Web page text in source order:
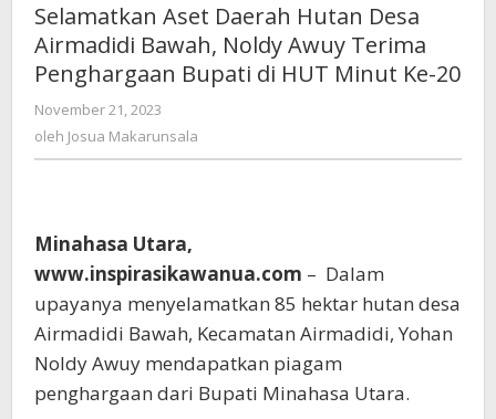
Selamatkan Aset Daerah Hutan Desa
Airmadidi Bawah, Noldy Awuy Terima
Penghargaan Bupati di HUT Minut Ke-20
November 21, 2023
Josua
oleh Josua Makarunsala
Minahasa Utara,
www.inspirasikawanua.com – Dalam
upayanya menyelamatkan 85 hektar hutan desa
Airmadidi Bawah, Kecamatan Airmadidi, Yohan
Noldy Awuy mendapatkan piagam
penghargaan dari Bupati Minahasa Utara.